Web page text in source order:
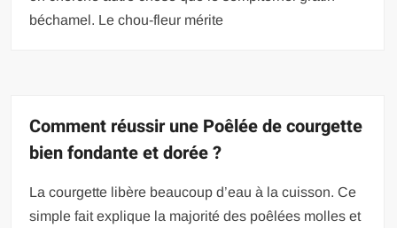
béchamel. Le chou-fleur mérite
Comment réussir une Poêlée de courgette
bien fondante et dorée ?
La courgette libère beaucoup d’eau à la cuisson. Ce
simple fait explique la majorité des poêlées molles et